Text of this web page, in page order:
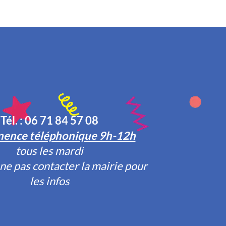
Tél. : 06 71 84 57 08
téléphonique 9h-12h
tous les mardi
pas contacter la mairie pour
les infos